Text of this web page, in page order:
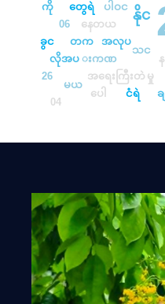
နိုင
ပါဝင
အလုပ
နေတယ
သင
းကဏ
တက
တွေရဲ
အရေးကြီးတဲ
မယ
လိုအပ
06
မှု
ငံရဲ
ပေါ
04
26
ကို
ခွင